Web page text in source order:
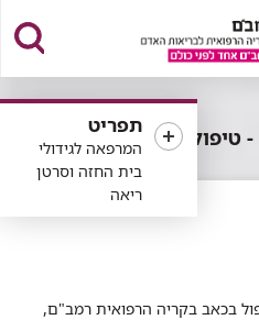
תפריט
המרפאה לגידולי
בית החזה וסרטן
ריאה
בכאב בקריה הרפואית רמב"ם,